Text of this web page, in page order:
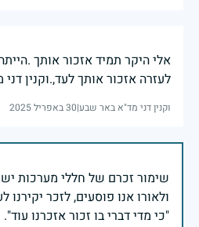
אלי היקר תמיד אזכור אותך
לעזרה אזכור אותך לעד,.וקנין
וקנין דני מד"א באר שבע|30 באפריל 2025
שימור זכרם של חללי מערכות